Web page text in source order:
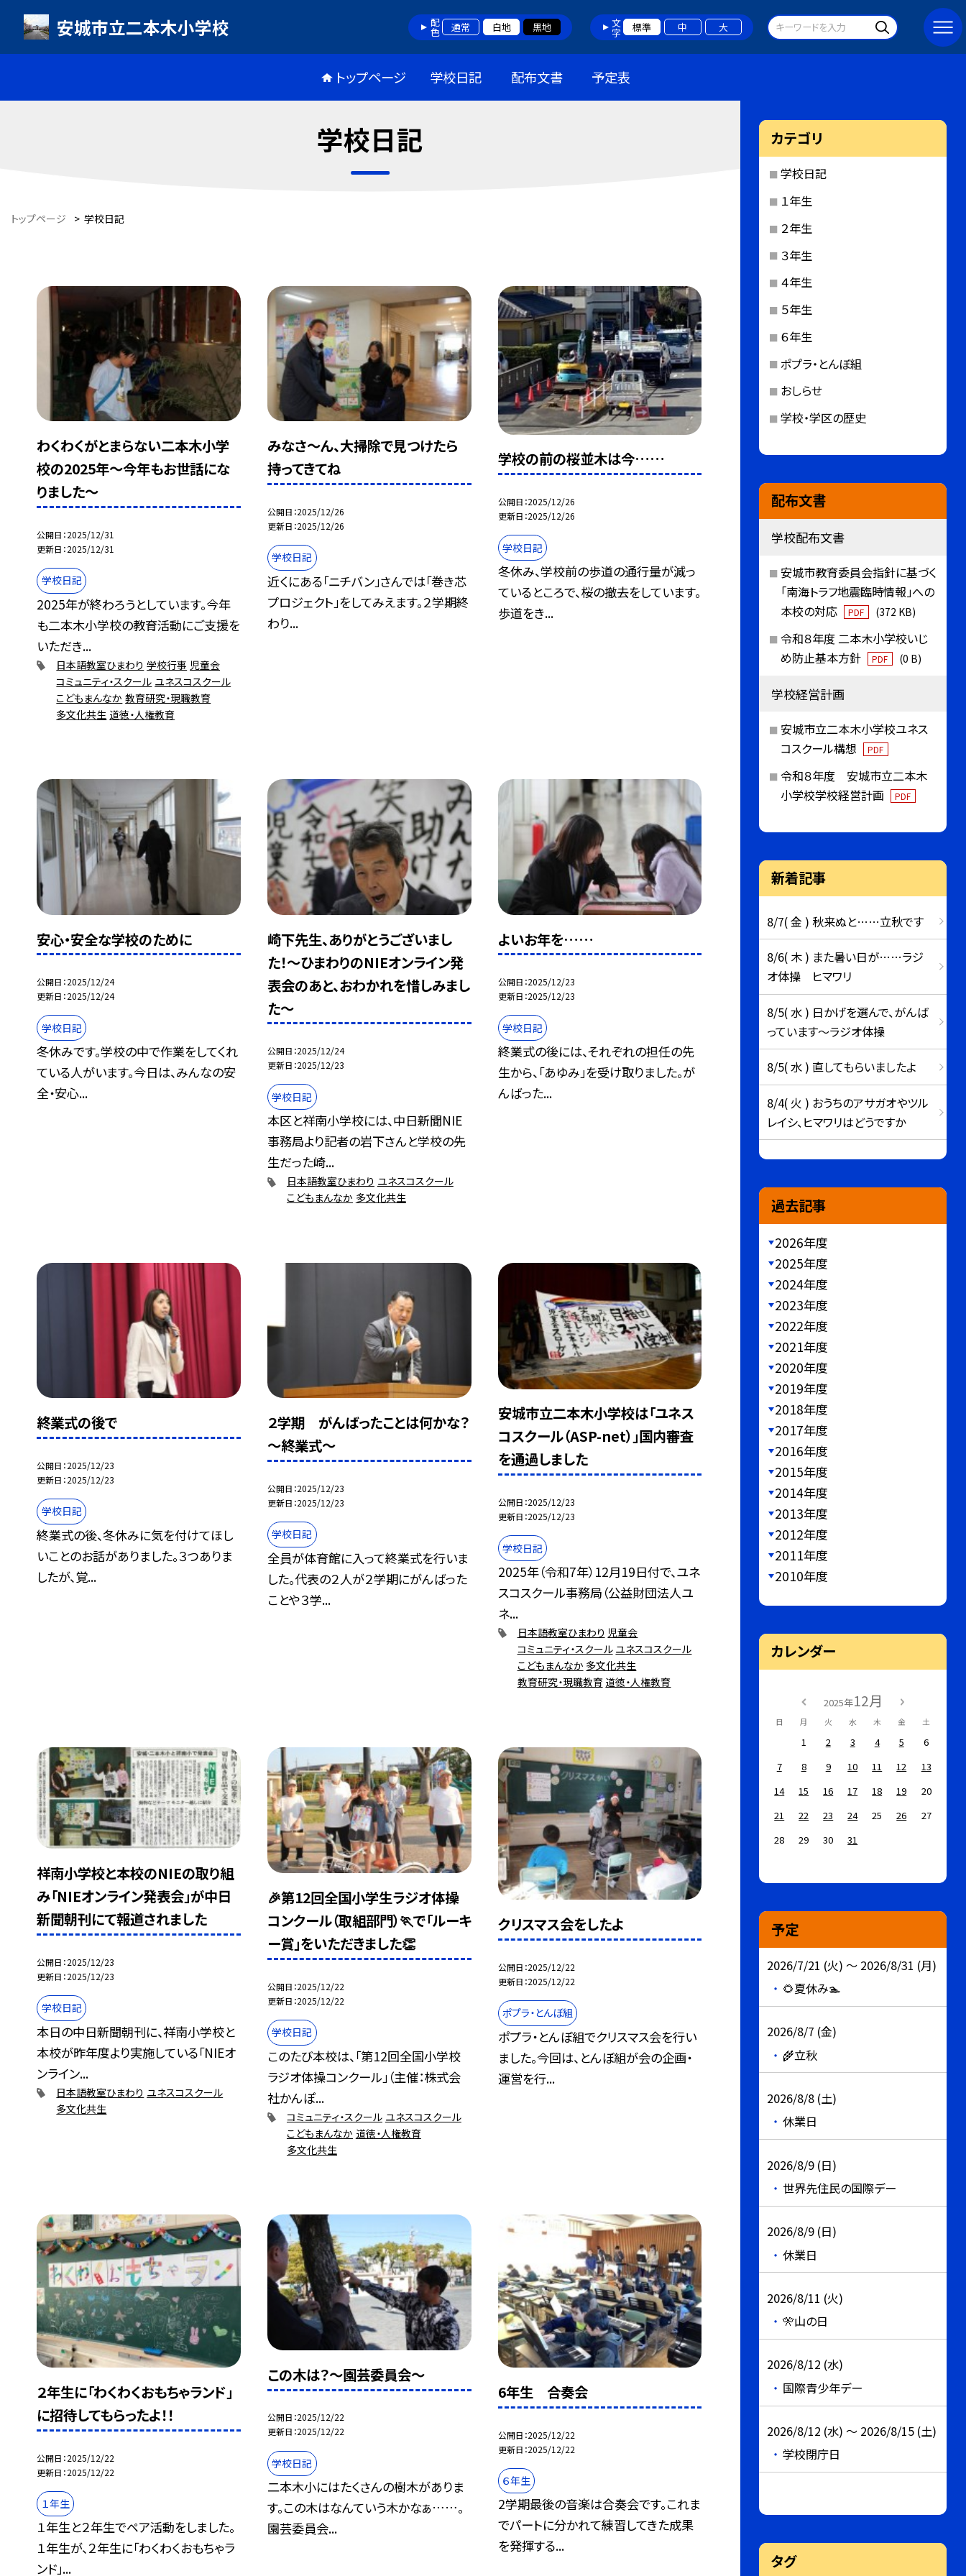
安城市立二本木小学校 配色 通常 白地 黒地 文字 標準 中 大
トップページ 学校日記 配布文書 予定表
学校日記
トップページ > 学校日記
わくわくがとまらない二本木小学
校の2025年～今年もお世話にな
りました～
公開日 2025/12/31
更新日 2025/12/31
学校日記
2025年が終わろうとしています。今年
も二本木小学校の教育活動にご支援を
いただき...
日本語教室ひまわり 学校行事 児童会
コミュニティ・スクール ユネスコスクール
こどもまんなか 教育研究・現職教育
多文化共生 道徳・人権教育
みなさ～ん、大掃除で見つけたら
持ってきてね
公開日 2025/12/26
更新日 2025/12/26
学校日記
近くにある「ニチバン」さんでは「巻き芯
プロジェクト」をしてみえます。２学期終
わり...
学校の前の桜並木は今……
公開日 2025/12/26
更新日 2025/12/26
学校日記
冬休み、学校前の歩道の通行量が減っ
ているところで、桜の撤去をしています。
歩道をき...
安心・安全な学校のために
公開日 2025/12/24
更新日 2025/12/24
学校日記
冬休みです。学校の中で作業をしてくれ
ている人がいます。今日は、みんなの安
全・安心...
崎下先生、ありがとうございまし
た！～ひまわりのNIEオンライン発
表会のあと、おわかれを惜しみまし
た～
公開日 2025/12/24
更新日 2025/12/23
学校日記
本区と祥南小学校には、中日新聞NIE
事務局より記者の岩下さんと学校の先
生だった崎...
日本語教室ひまわり ユネスコスクール
こどもまんなか 多文化共生
よいお年を……
公開日 2025/12/23
更新日 2025/12/23
学校日記
終業式の後には、それぞれの担任の先
生から、「あゆみ」を受け取りました。が
んばった...
終業式の後で
公開日 2025/12/23
更新日 2025/12/23
学校日記
終業式の後、冬休みに気を付けてほし
いことのお話がありました。３つありま
したが、覚...
２学期 がんばったことは何かな？
～終業式～
公開日 2025/12/23
更新日 2025/12/23
学校日記
全員が体育館に入って終業式を行いま
した。代表の２人が２学期にがんばった
ことや３学...
安城市立二本木小学校は「ユネス
コスクール（ASP-net）」国内審査
を通過しました
公開日 2025/12/23
更新日 2025/12/23
学校日記
2025年（令和7年）12月19日付で、ユネ
スコスクール事務局（公益財団法人ユ
ネ...
日本語教室ひまわり 児童会
コミュニティ・スクール ユネスコスクール
こどもまんなか 多文化共生
教育研究・現職教育 道徳・人権教育
祥南小学校と本校のNIEの取り組
み「NIEオンライン発表会」が中日
新聞朝刊にて報道されました
公開日 2025/12/23
更新日 2025/12/23
学校日記
本日の中日新聞朝刊に、祥南小学校と
本校が昨年度より実施している「NIEオ
ンライン...
日本語教室ひまわり ユネスコスクール
多文化共生
🎉第12回全国小学生ラジオ体操
コンクール（取組部門）🏃で「ルーキ
ー賞」をいただきました👏
公開日 2025/12/22
更新日 2025/12/22
学校日記
このたび本校は、「第12回全国小学校
ラジオ体操コンクール」（主催：株式会
社かんぽ...
コミュニティ・スクール ユネスコスクール
こどもまんなか 道徳・人権教育
多文化共生
クリスマス会をしたよ
公開日 2025/12/22
更新日 2025/12/22
ポプラ・とんぼ組
ポプラ・とんぼ組でクリスマス会を行い
ました。今回は、とんぼ組が会の企画・
運営を行...
２年生に「わくわくおもちゃランド」
に招待してもらったよ！！
公開日 2025/12/22
更新日 2025/12/22
１年生
１年生と２年生でペア活動をしました。
１年生が、２年生に「わくわくおもちゃラ
ンド」...
この木は？～園芸委員会～
公開日 2025/12/22
更新日 2025/12/22
学校日記
二本木小にはたくさんの樹木がありま
す。この木はなんていう木かなぁ……。
園芸委員会...
6年生 合奏会
公開日 2025/12/22
更新日 2025/12/22
６年生
2学期最後の音楽は合奏会です。これま
でパートに分かれて練習してきた成果
を発揮する...
カテゴリ
学校日記
１年生
２年生
３年生
４年生
５年生
６年生
ポプラ・とんぼ組
おしらせ
学校・学区の歴史
配布文書
学校配布文書
安城市教育委員会指針に基づく
「南海トラフ地震臨時情報」への
本校の対応
PDF (372 KB)
令和８年度 二本木小学校いじ
め防止基本方針
PDF (0 B)
学校経営計画
安城市立二本木小学校ユネス
コスクール構想
PDF
令和８年度 安城市立二本木
小学校学校経営計画
PDF
新着記事
8/7( 金 ) 秋来ぬと……立秋です
8/6( 木 ) また暑い日が……ラジ
オ体操 ヒマワリ
8/5( 水 ) 日かげを選んで、がんば
っています～ラジオ体操
8/5( 水 ) 直してもらいましたよ
8/4( 火 ) おうちのアサガオやツル
レイシ、ヒマワリはどうですか
過去記事
2026年度
2025年度
2024年度
2023年度
2022年度
2021年度
2020年度
2019年度
2018年度
2017年度
2016年度
2015年度
2014年度
2013年度
2012年度
2011年度
2010年度
カレンダー
2025年12月
日 月 火 水 木 金 土
1 2 3 4 5
6
7
8 9 10 11 12
13
14
15 16 17 18 19
20
21
22 23 24 25 26
27
28
29 30 31
予定
2026/7/21 (火) ～ 2026/8/31 (月)
🌻夏休み🏊
2026/8/7 (金)
🌾立秋
2026/8/8 (土)
休業日
2026/8/9 (日)
世界先住民の国際デー
2026/8/9 (日)
休業日
2026/8/11 (火)
🎌山の日
2026/8/12 (水)
国際青少年デー
2026/8/12 (水) ～ 2026/8/15 (土)
学校閉庁日
タグ